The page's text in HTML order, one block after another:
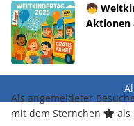
🧒
Aktionen
Als angemeldeter
mit dem Sternchen
als